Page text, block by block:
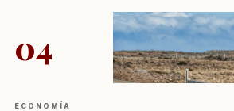
04
ECONOMÍA